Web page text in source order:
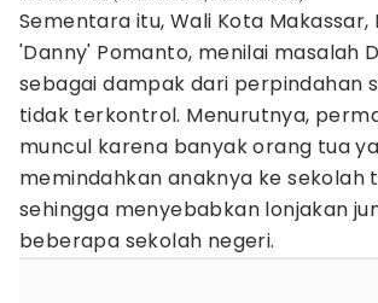
Sementara itu, Wali Kota Makassar,
'Danny' Pomanto, menilai masalah
sebagai dampak dari perpindahan
tidak terkontrol. Menurutnya,
muncul karena banyak orang tua
memindahkan anaknya ke sekolah
sehingga menyebabkan lonjakan
beberapa sekolah negeri.